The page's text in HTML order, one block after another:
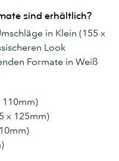
sind erhältlich?
in Klein (155 x
Look
Formate in Weiß
110mm)
x 125mm)